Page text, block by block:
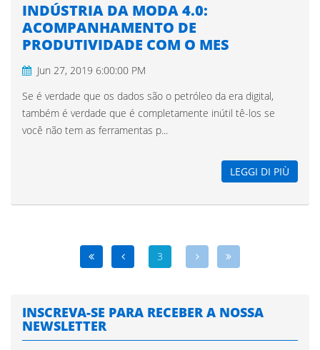
INDÚSTRIA DA MODA 4.0:
ACOMPANHAMENTO DE
PRODUTIVIDADE COM O MES
Jun 27, 2019 6:00:00 PM
Se é verdade que os dados são o petróleo da era digital,
também é verdade que é completamente inútil tê-los se
você não tem as ferramentas p...
LEGGI DI PIÙ
3
INSCREVA-SE PARA RECEBER A NOSSA
NEWSLETTER